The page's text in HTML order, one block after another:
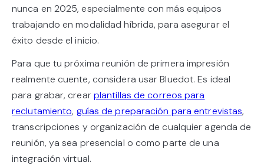
nunca en 2025, especialmente con más equipos
trabajando en modalidad híbrida, para asegurar el
éxito desde el inicio.
Para que tu próxima reunión de primera impresión
realmente cuente, considera usar Bluedot. Es ideal
para grabar, crearplantillas de correos para
reclutamiento, guías de preparación para entrevistas,
transcripciones y organización de cualquier agenda de
reunión, ya sea presencial o como parte de una
integración virtual.